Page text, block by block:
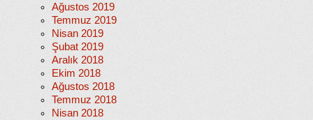
Ağustos 2019
Temmuz 2019
Nisan 2019
Şubat 2019
Aralık 2018
Ekim 2018
Ağustos 2018
Temmuz 2018
Nisan 2018